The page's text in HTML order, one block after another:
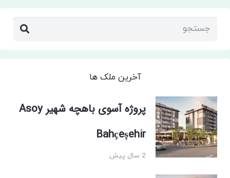
آخرین ملک ها
پروژه آسوی باهچه شهیر Asoy
Bahçeşehir
2 سال پیش